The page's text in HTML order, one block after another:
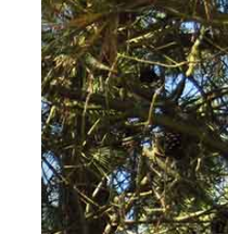
de Ré Nature